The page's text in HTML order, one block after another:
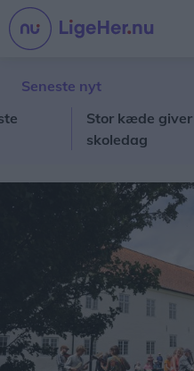
Seneste nyt
Stor kæde giver fri
skoledag